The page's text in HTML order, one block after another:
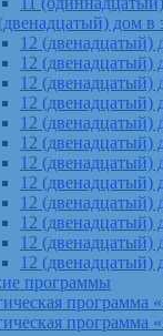
дом в
12 (двенадцатый)
12 (двенадцатый)
12 (двенадцатый)
12 (двенадцатый)
12 (двенадцатый)
12 (двенадцатый)
12 (двенадцатый)
12 (двенадцатый)
12 (двенадцатый)
12 (двенадцатый)
12 (двенадцатый)
12 (двенадцатый)
программы
программа
программа